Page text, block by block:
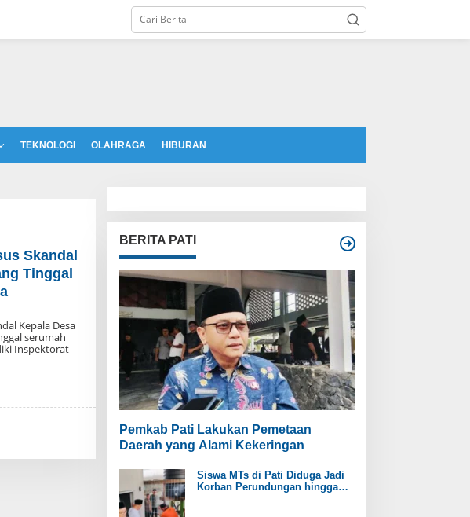
TEKNOLOGI OLAHRAGA HIBURAN
Skandal
Tinggal
Kepala Desa
serumah
Inspektorat
BERITA PATI
Pemkab Pati Lakukan Pemetaan
Daerah yang Alami Kekeringan
Siswa MTs di Pati Diduga Jadi
Korban Perundungan hingga